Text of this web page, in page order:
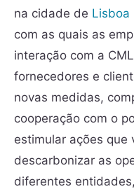
na cidade de Lisboa
com as quais as
interação com a
fornecedores e
novas medidas,
cooperação com o
estimular ações que
descarbonizar as
diferentes